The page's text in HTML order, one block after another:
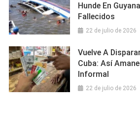
Hunde En
Fallecidos
22 de julio de 2026
Vuelve A
Cuba: Así
Informal
22 de julio de 2026